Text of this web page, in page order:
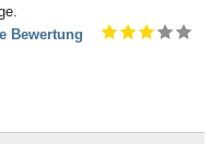
Bewertung